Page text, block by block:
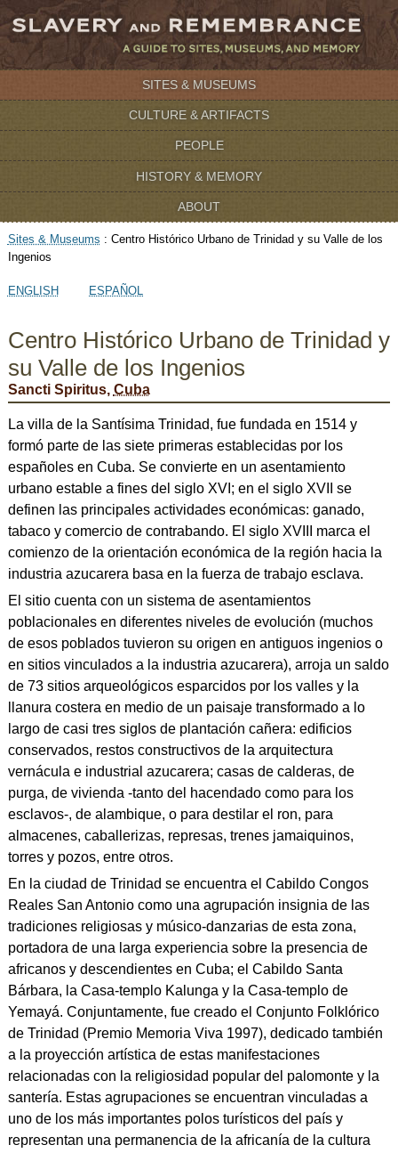
SITES & MUSEUMS
CULTURE & ARTIFACTS
PEOPLE
HISTORY & MEMORY
ABOUT
Sites & Museums : Centro Histórico Urbano de Trinidad y su Valle de los
Ingenios
ENGLISH ESPAÑOL
Centro Histórico Urbano de Trinidad y
su Valle de los Ingenios
Sancti Spiritus, Cuba
La villa de la Santísima Trinidad, fue fundada en 1514 y
formó parte de las siete primeras establecidas por los
españoles en Cuba. Se convierte en un asentamiento
urbano estable a fines del siglo XVI; en el siglo XVII se
definen las principales actividades económicas: ganado,
tabaco y comercio de contrabando. El siglo XVIII marca el
comienzo de la orientación económica de la región hacia la
industria azucarera basa en la fuerza de trabajo esclava.
El sitio cuenta con un sistema de asentamientos
poblacionales en diferentes niveles de evolución (muchos
de esos poblados tuvieron su origen en antiguos ingenios o
en sitios vinculados a la industria azucarera), arroja un saldo
de 73 sitios arqueológicos esparcidos por los valles y la
llanura costera en medio de un paisaje transformado a lo
largo de casi tres siglos de plantación cañera: edificios
conservados, restos constructivos de la arquitectura
vernácula e industrial azucarera; casas de calderas, de
purga, de vivienda -tanto del hacendado como para los
esclavos-, de alambique, o para destilar el ron, para
almacenes, caballerizas, represas, trenes jamaiquinos,
torres y pozos, entre otros.
En la ciudad de Trinidad se encuentra el Cabildo Congos
Reales San Antonio como una agrupación insignia de las
tradiciones religiosas y músico-danzarias de esta zona,
portadora de una larga experiencia sobre la presencia de
africanos y descendientes en Cuba; el Cabildo Santa
Bárbara, la Casa-templo Kalunga y la Casa-templo de
Yemayá. Conjuntamente, fue creado el Conjunto Folklórico
de Trinidad (Premio Memoria Viva 1997), dedicado también
a la proyección artística de estas manifestaciones
relacionadas con la religiosidad popular del palomonte y la
santería. Estas agrupaciones se encuentran vinculadas a
uno de los más importantes polos turísticos del país y
representan una permanencia de la africanía de la cultura